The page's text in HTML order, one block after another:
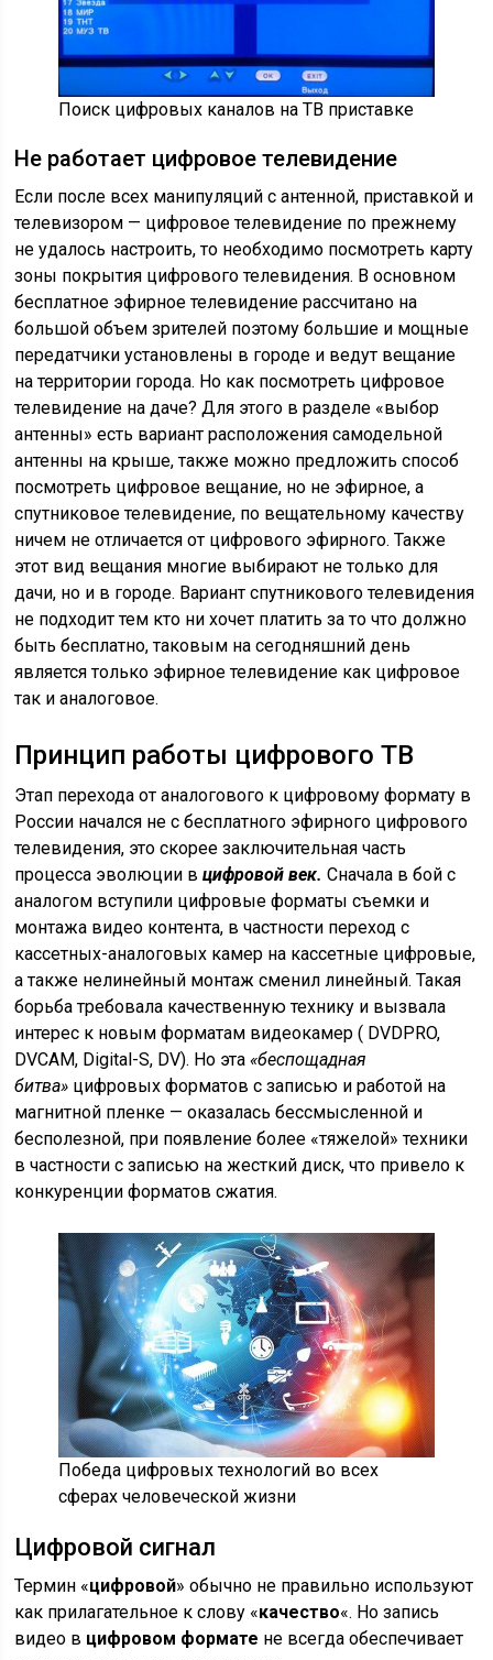
Поиск цифровых каналов на ТВ приставке
Не работает цифровое телевидение
Если после всех манипуляций с антенной, приставкой и
телевизором — цифровое телевидение по прежнему
не удалось настроить, то необходимо посмотреть карту
зоны покрытия цифрового телевидения. В основном
бесплатное эфирное телевидение рассчитано на
большой объем зрителей поэтому большие и мощные
передатчики установлены в городе и ведут вещание
на территории города. Но как посмотреть цифровое
телевидение на даче? Для этого в разделе «выбор
антенны» есть вариант расположения самодельной
антенны на крыше, также можно предложить способ
посмотреть цифровое вещание, но не эфирное, а
спутниковое телевидение, по вещательному качеству
ничем не отличается от цифрового эфирного. Также
этот вид вещания многие выбирают не только для
дачи, но и в городе. Вариант спутникового телевидения
не подходит тем кто ни хочет платить за то что должно
быть бесплатно, таковым на сегодняшний день
является только эфирное телевидение как цифровое
так ианалоговое.
Принцип работы цифрового ТВ
Этап перехода от аналогового к цифровому формату в
России начался не с бесплатного эфирного цифрового
телевидения, это скорее заключительная часть
процесса эволюции вцифровой век. Сначала в бой с
аналогом вступили цифровые форматы съемки и
монтажа видео контента, в частности переход с
кассетных-аналоговых камер на кассетные цифровые,
а также нелинейный монтаж сменил линейный. Такая
борьба требовала качественную технику и вызвала
интерес к новым форматам видеокамер ( DVDPRO,
DVCAM, Digital-S, DV). Но эта«беспощадная
битва» цифровых форматов с записью и работой на
магнитной пленке — оказалась бессмысленной и
бесполезной, при появление более «тяжелой» техники
в частности с записью на жесткий диск, что привело к
конкуренцииформатов сжатия.
Победа цифровых технологий во всех
сферах человеческой жизни
Цифровой сигнал
Термин «цифровой» обычно не правильно используют
как прилагательное к слову «качество«. Но запись
видео в цифровом формате не всегда обеспечивает